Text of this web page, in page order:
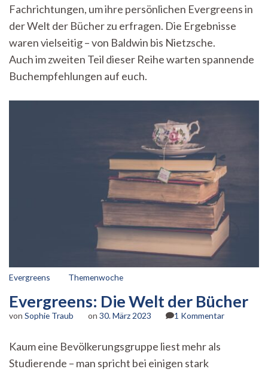
2
Fachrichtungen, um ihre persönlichen Evergreens in
der Welt der Bücher zu erfragen. Die Ergebnisse
waren vielseitig – von Baldwin bis Nietzsche.
Auch im zweiten Teil dieser Reihe warten spannende
Buchempfehlungen auf euch.
Evergreens Themenwoche
Evergreens: Die Welt der Bücher
von Sophie Traub on 30. März 2023 1 Kommentarzu
Kaum eine Bevölkerungsgruppe liest mehr als
Studierende – man spricht bei einigen stark